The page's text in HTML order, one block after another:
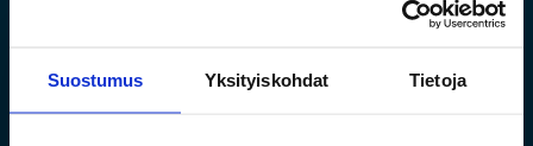
Suostumus Yksityiskohdat Tietoja